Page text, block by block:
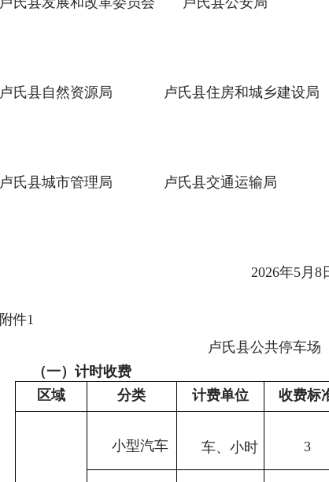
卢氏县自然资源局 卢氏县住房和城乡建设局
卢氏县城市管理局 卢氏县交通运输局
2026年5月 8
附件1
卢氏县公共停车场
（一） 计时收费
区域
分类 计费单位 收费标
小型汽车 车、 小时 3